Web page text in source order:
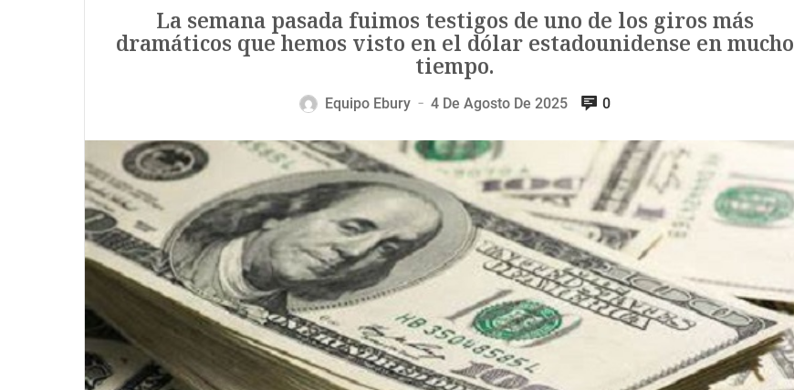
La semana pasada fuimos testigos de uno de los giros más
dramáticos que hemos visto en el dólar estadounidense en mucho
tiempo.
Equipo Ebury — 4 De Agosto De 2025 0